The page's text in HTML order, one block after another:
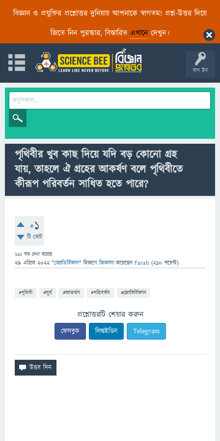
বিজ্ঞান ও প্রযুক্তির প্রশ্নোত্তর দুনিয়ায় আপনাকে স্বাগতম! প্রশ্ন-উত্তর দিয়ে
জিতে নিন পুরস্কার, বিস্তারিত এখানেদেখুন।
লগ ইন
পৃথিবীর খুব কাছ দিয়ে যদি বড় কোনো গ্রহ
যায়, তাহলে ঐ গ্রহের আকর্ষণ বলে পৃথিবীতে
কীরূপ পরিবর্তন সাধিত হতে পারে?
+1
টি ভোট
612বার দেখা হয়েছে
29 এপ্রিল 2022 "জ্যোতির্বিজ্ঞান" বিভাগে জিজ্ঞাসাকরেছেনFarah (210 পয়েন্ট)
#পৃথিবী #সূর্য #আকর্ষণ #পরিবর্তন #জোতির্বিজ্ঞান
প্রশ্নোত্তরটি শেয়ার করুন
ফেসবুক লিঙ্কইডিন Telegram